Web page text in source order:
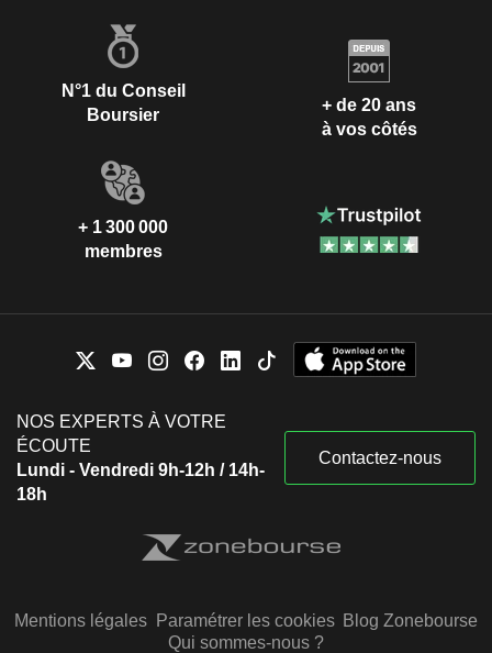
N°1 du Conseil
Boursier
+ de 20 ans
à vos côtés
+ 1 300 000
membres
NOS EXPERTS À VOTRE
ÉCOUTE
Lundi - Vendredi 9h-12h / 14h-
18h
Contactez-nous
Mentions légales Paramétrer les cookies Blog Zonebourse
Qui sommes-nous ?